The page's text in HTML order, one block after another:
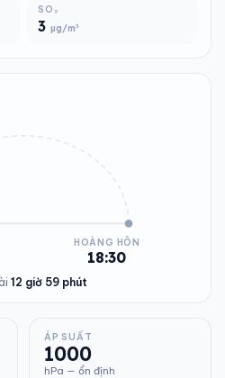
SO₂
3 µg/m³
HOÀNG HÔN
18:30
12 giờ 59 phút
ÁP SUẤT
1000
hPa — ổn định